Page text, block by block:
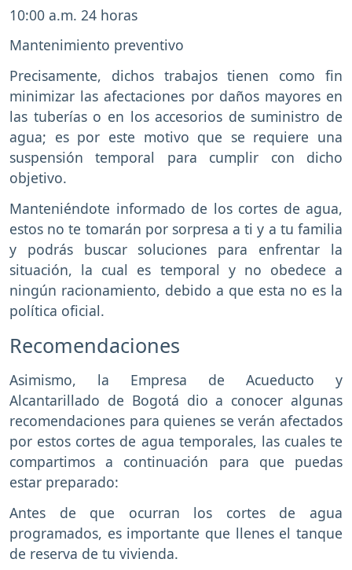
10:00 a.m. 24 horas
Mantenimiento preventivo
Precisamente, dichos trabajos tienen como fin
minimizar las afectaciones por daños mayores en
las tuberías o en los accesorios de suministro de
agua; es por este motivo que se requiere una
suspensión temporal para cumplir con dicho
objetivo.
Manteniéndote informado de los cortes de agua,
estos no te tomarán por sorpresa a ti y a tu familia
y podrás buscar soluciones para enfrentar la
situación, la cual es temporal y no obedece a
ningún racionamiento, debido a que esta no es la
política oficial.
Recomendaciones
Asimismo, la Empresa de Acueducto y
Alcantarillado de Bogotá dio a conocer algunas
recomendaciones para quienes se verán afectados
por estos cortes de agua temporales, las cuales te
compartimos a continuación para que puedas
estar preparado:
Antes de que ocurran los cortes de agua
programados, es importante que llenes el tanque
de reserva de tu vivienda.